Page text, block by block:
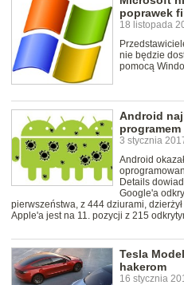
poprawek
18 listopada
nie będzie
pomocą
Android
programem
3 stycznia
Android
Details
Google'a
pierwszeństwa, z 444 dziurami,
Apple'a jest na 11. pozycji z 215
Tesla
hakerom
16 stycznia